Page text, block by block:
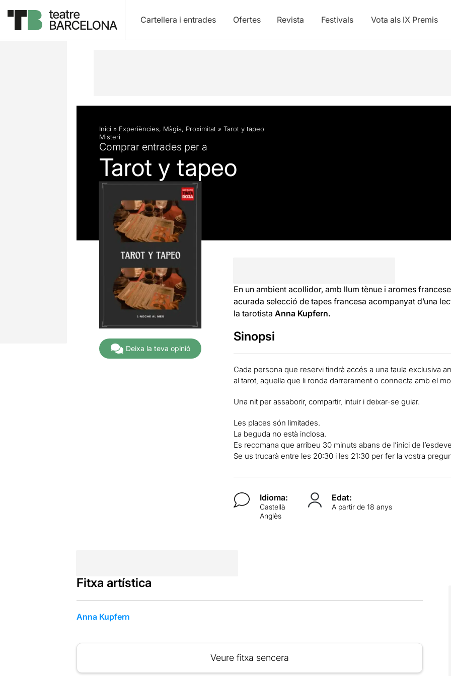
Cartellera i entrades Ofertes Revista Festivals Vota als IX Premis
Descripció Fitxa artística
Inici » Experiències, Màgia, Proximitat » Tarot y tapeo
Misteri
Comprar entrades per a
Tarot y tapeo
Deixa la teva opinió
En un ambient acollidor, amb llum tènue i aromes
acurada selecció de tapes francesa acompanyat d’una
la tarotista Anna Kupfern.
Sinopsi
Cada persona que reservi tindrà accés a una taula exclusiva
al tarot, aquella que li ronda darrerament o connecta amb el
Una nit per assaborir, compartir, intuir i deixar-se guiar.
Les places són limitades.
La beguda no està inclosa.
Es recomana que arribeu 30 minuts abans de l’inici de
Se us trucarà entre les 20:30 i les 21:30 per fer la vostra
Idioma:
Castellà
Anglès
Edat:
A partir de 18 anys
Fitxa artística
Anna Kupfern
Veure fitxa sencera